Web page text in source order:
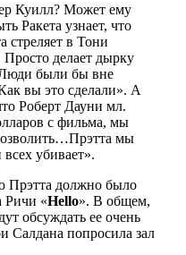
Куилл? Может ему
Ракета узнает, что
стреляет в Тони
делает дырку
были бы вне
вы это сделали». А
Роберт Дауни мл.
с фильма, мы
мы
убивает».
Прэтта должно было
Ричи «Hello». В общем,
обсуждать ее очень
Салдана попросила зал